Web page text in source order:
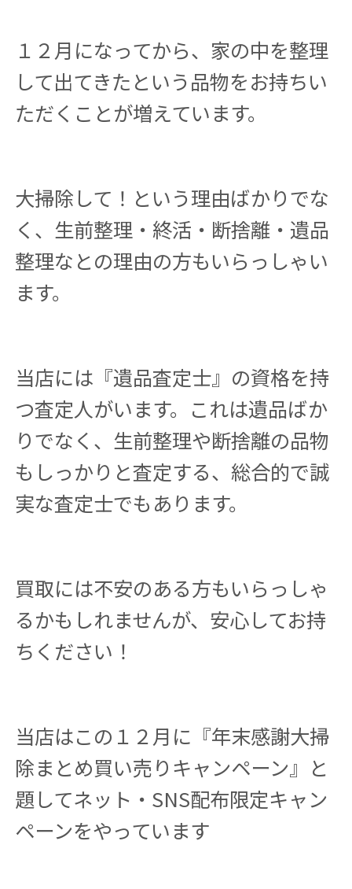
１２月になってから、家の中を整理
して出てきたという品物をお持ちい
ただくことが増えています。
大掃除して！という理由ばかりでな
く、生前整理・終活・断捨離・遺品
整理なとの理由の方もいらっしゃい
ます。
当店には『遺品査定士』の資格を持
つ査定人がいます。これは遺品ばか
りでなく、生前整理や断捨離の品物
もしっかりと査定する、総合的で誠
実な査定士でもあります。
買取には不安のある方もいらっしゃ
るかもしれませんが、安心してお持
ちください！
当店はこの１２月に『年末感謝大掃
除まとめ買い売りキャンペーン』と
題してネット・SNS配布限定キャン
ペーンをやっています